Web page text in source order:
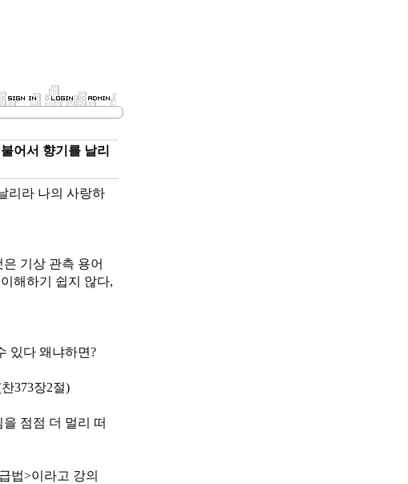
어서 향기를 날리
리라 나의 사랑하
기상 관측 용어
해하기 쉽지 않다,
있다 왜냐하면?
373장2절)
점점 더 멀리 떠
법>이라고 강의